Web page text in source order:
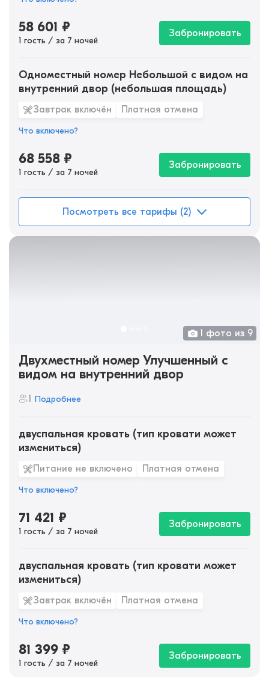
58 601 ₽
1 гость / за 7 ночей
Забронировать
Одноместный номер Небольшой с видом на
внутренний двор (небольшая площадь)
Завтрак включён Платная отмена
Что включено?
68 558 ₽
1 гость / за 7 ночей
Забронировать
Посмотреть все тарифы (2)
1 фото из 9
Двухместный номер Улучшенный с
видом на внутренний двор
1 Подробнее
двуспальная кровать (тип кровати может
измениться)
Питание не включено Платная отмена
Что включено?
71 421 ₽
1 гость / за 7 ночей
Забронировать
двуспальная кровать (тип кровати может
измениться)
Завтрак включён Платная отмена
Что включено?
81 399 ₽
1 гость / за 7 ночей
Забронировать